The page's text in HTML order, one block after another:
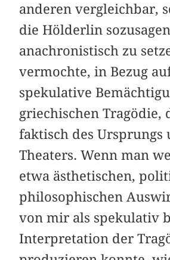
anderen vergleichbar,
die Hölderlin sozusagen
anachronistisch zu
vermochte, in Bezug
spekulative
griechischen Tragödie,
faktisch des Ursprungs
Theaters. Wenn man
etwa ästhetischen,
philosophischen
von mir als spekulativ
Interpretation der